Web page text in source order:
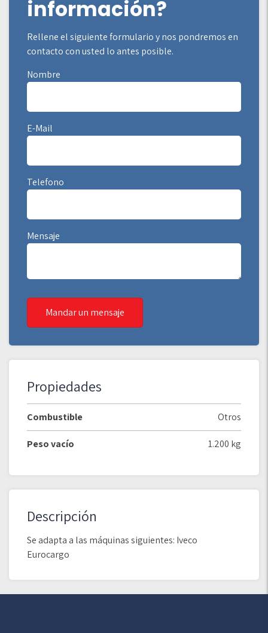
información?
Rellene el siguiente formulario y nos pondremos en
contacto con usted lo antes posible.
Nombre
E-Mail
Telefono
Mensaje
Mandar un mensaje
Propiedades
Combustible Otros
Peso vacío 1.200 kg
Descripción
Se adapta a las máquinas siguientes: Iveco
Eurocargo